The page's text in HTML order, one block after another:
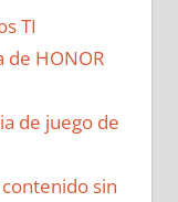
TI
HONOR
de juego de
sin